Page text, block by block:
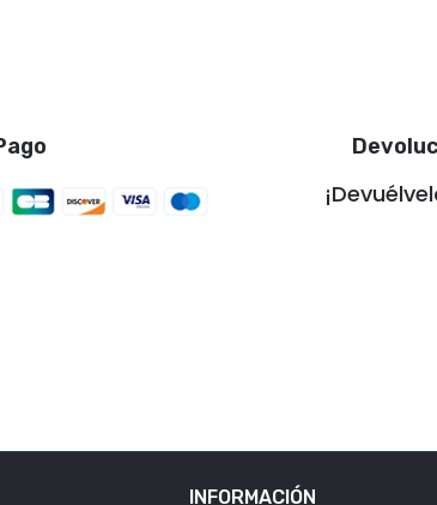
INFORMACIÓN